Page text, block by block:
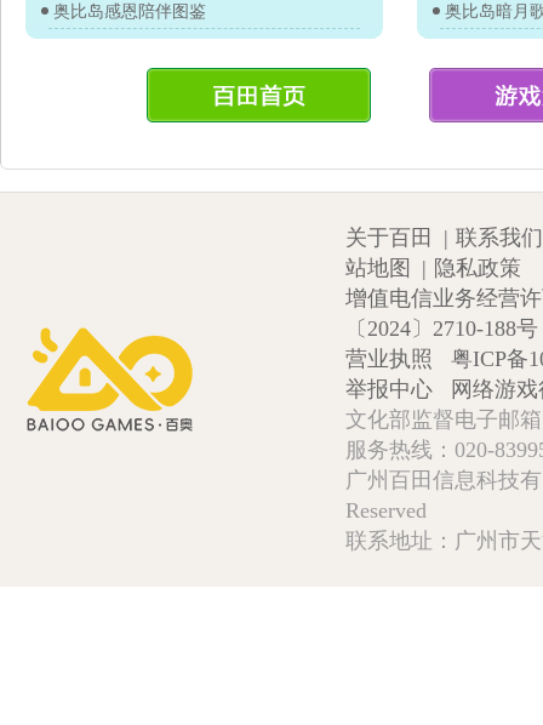
奥比岛感恩陪伴图鉴
奥比岛暗月
关于百田 | 联系我们
站地图
| 隐私政策
增值电信业务经营
〔2024〕2710-188号
营业执照
粤ICP备
举报中心
网络游
文化部监督电子邮
服务热线：020-
广州百田信息科技
Reserved
联系地址：广州市